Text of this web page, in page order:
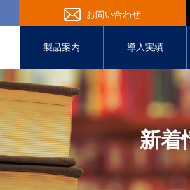
お問い合わせ
製品案内 導入実績
新着